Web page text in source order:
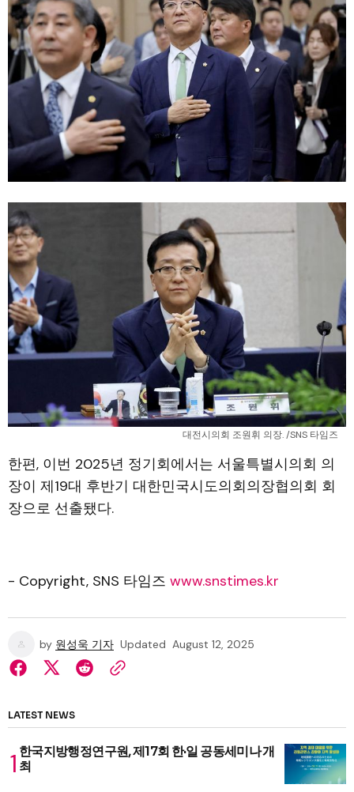
대전시의회 조원휘 의장. /SNS 타임즈
한편, 이번 2025년 정기회에서는 서울특별시의회 의
장이 제19대 후반기 대한민국시도의회의장협의회 회
장으로 선출됐다.
- Copyright, SNS 타임즈 www.snstimes.kr
by 원성욱 기자 Updated August 12, 2025
LATEST NEWS
한국지방행정연구원, 제17회 한·일 공동세미나 개
최